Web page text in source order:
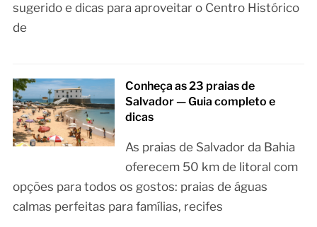
sugerido e dicas para aproveitar o Centro Histórico
de
Conheça as 23 praias de
Salvador — Guia completo e
dicas
As praias de Salvador da Bahia
oferecem 50 km de litoral com
opções para todos os gostos: praias de águas
calmas perfeitas para famílias, recifes